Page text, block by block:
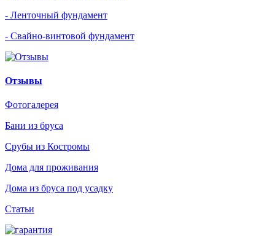
- Ленточный фундамент
- Свайно-винтовой фундамент
Отзывы
Фотогалерея
Бани из бруса
Срубы из Костромы
Дома для проживания
Дома из бруса под усадку
Статьи